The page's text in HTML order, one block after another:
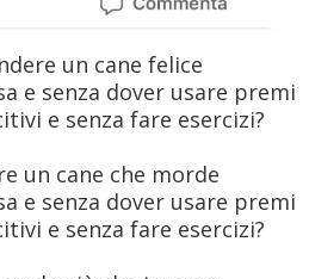
un cane felice
e senza dover usare premi
e senza fare esercizi?
un cane che morde
e senza dover usare premi
e senza fare esercizi?